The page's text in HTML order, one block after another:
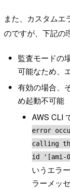
また、カスタムエ
のですが、下記の
監査モードの
可能なため、
有効の場合、
め起動不可能
AWS CLI
error
calling
id '[ami-
いうエラ
ラーメッ